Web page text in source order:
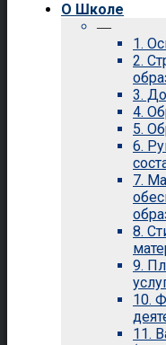
О Школе
—
1.
2.
3.
4.
5.
6.
7.
8.
9.
10.
11.